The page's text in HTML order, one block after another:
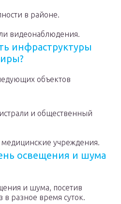
в районе.
видеонаблюдения.
инфраструктуры
объектов
и общественный
учреждения.
освещения и шума
и шума, посетив
в разное время суток.